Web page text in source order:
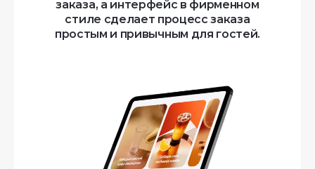
заказа, а интерфейс в фирменном
стиле сделает процесс заказа
простым и привычным для гостей.